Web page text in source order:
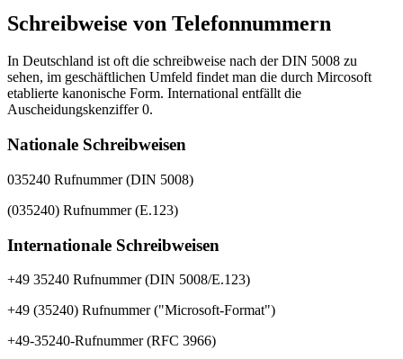
Schreibweise von Telefonnummern
In Deutschland ist oft die schreibweise nach der DIN 5008 zu
sehen, im geschäftlichen Umfeld findet man die durch Mircosoft
etablierte kanonische Form. International entfällt die
Auscheidungskenziffer 0.
Nationale Schreibweisen
035240 Rufnummer (DIN 5008)
(035240) Rufnummer (E.123)
Internationale Schreibweisen
+49 35240 Rufnummer (DIN 5008/E.123)
+49 (35240) Rufnummer ("Microsoft-Format")
+49-35240-Rufnummer (RFC 3966)